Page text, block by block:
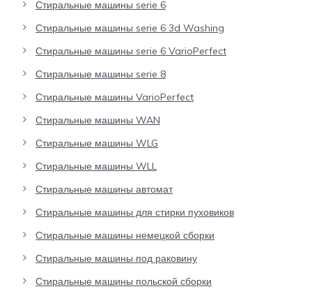
Стиральные машины serie 6
Стиральные машины serie 6 3d Washing
Стиральные машины serie 6 VarioPerfect
Стиральные машины serie 8
Стиральные машины VarioPerfect
Стиральные машины WAN
Стиральные машины WLG
Стиральные машины WLL
Стиральные машины автомат
Стиральные машины для стирки пуховиков
Стиральные машины немецкой сборки
Стиральные машины под раковину
Стиральные машины польской сборки